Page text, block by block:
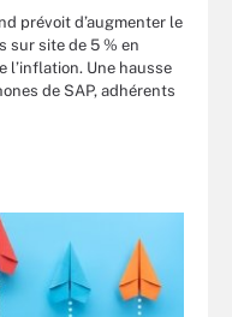
prévoit d’augmenter le
sur site de 5 % en
l’inflation. Une hausse
de SAP, adhérents